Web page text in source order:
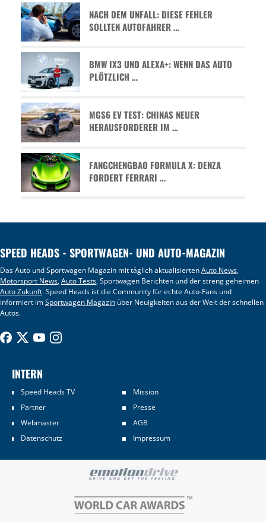
NACH DEM UNFALL: DIESE FEHLER
SOLLTEN AUTOFAHRER …
BMW IX3 UND ALEXA+: WENN DAS AUTO
PLÖTZLICH …
MGS6 EV TEST: CHINAS NEUER
HERAUSFORDERER IM …
FANGCHENGBAO FORMULA X: DENZA
FORDERT FERRARI …
SPEED HEADS - SPORTWAGEN- UND AUTO-MAGAZIN
Das Auto und Sportwagen Magazin mit täglich aktualisiertenAuto News,
Motorsport News,Auto Tests, Sportwagen Berichten und der streng geheimen
Auto Zukunft. Speed Heads ist die Community für echte Auto-Fans und
informiert imSportwagen Magazin über Neuigkeiten aus der Welt der schnellen
Autos.
INTERN
Speed Heads TV
Mission
Partner
Presse
Webmaster
AGB
Datenschutz
Impressum